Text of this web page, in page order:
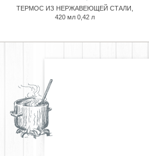
ТЕРМОС ИЗ НЕРЖАВЕЮЩЕЙ СТАЛИ,
420 мл 0,42 л